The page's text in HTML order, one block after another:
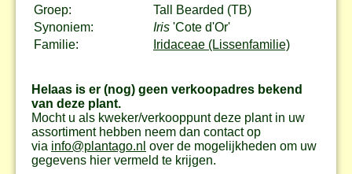
Groep:
Tall Bearded (TB)
Synoniem:
Iris 'Cote d'Or'
Familie:
Iridaceae (Lissenfamilie)
Helaas is er (nog) geen verkoopadres bekend
van deze plant.
Mocht u als kweker/verkooppunt deze plant in uw
assortiment hebben neem dan contact op
via info@plantago.nl over de mogelijkheden om uw
gegevens hier vermeld te krijgen.